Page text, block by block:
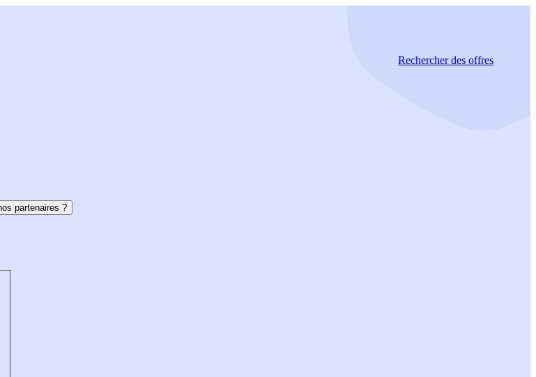
Rechercherdes offres
partenaires ?